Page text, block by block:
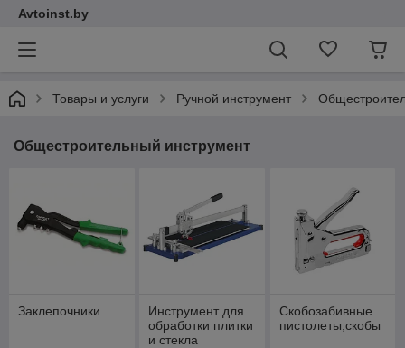
Avtoinst.by
Товары и услуги Ручной инструмент
Общестроительный инструмент
Заклепочники
Инструмент для
обработки плитки
и стекла
Скобозабивные
пистолеты,скобы